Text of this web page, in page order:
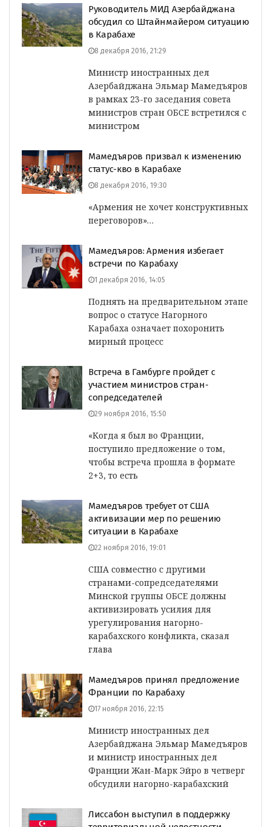
Руководитель МИД Азербайджана
обсудил со Штайнмайером ситуацию
в Карабахе
8 декабря 2016, 21:29
Министр иностранных дел
Азербайджана Эльмар Мамедъяров
в рамках 23-го заседания совета
министров стран ОБСЕ встретился с
министром
Мамедъяров призвал к изменению
статус-кво в Карабахе
8 декабря 2016, 19:30
«Армения не хочет конструктивных
переговоров»…
Мамедъяров: Армения избегает
встречи по Карабаху
1 декабря 2016, 14:05
Поднять на предварительном этапе
вопрос о статусе Нагорного
Карабаха означает похоронить
мирный процесс
Встреча в Гамбурге пройдет с
участием министров стран-
сопредседателей
29 ноября 2016, 15:50
«Когда я был во Франции,
поступило предложение о том,
чтобы встреча прошла в формате
2+3, то есть
Мамедъяров требует от США
активизации мер по решению
ситуации в Карабахе
22 ноября 2016, 19:01
США совместно с другими
странами-сопредседателями
Минской группы ОБСЕ должны
активизировать усилия для
урегулирования нагорно-
карабахского конфликта, сказал
глава
Мамедъяров принял предложение
Франции по Карабаху
17 ноября 2016, 22:15
Министр иностранных дел
Азербайджана Эльмар Мамедъяров
и министр иностранных дел
Франции Жан-Марк Эйро в четверг
обсудили нагорно-карабахский
Лиссабон выступил в поддержку